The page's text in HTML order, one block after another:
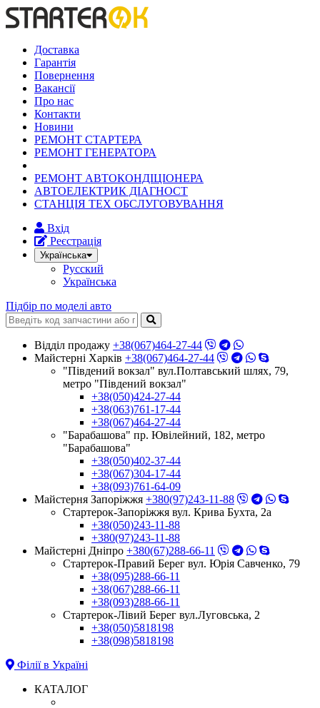
Доставка
Гарантія
Повернення
Вакансії
Про нас
Контакти
Новини
РЕМОНТ СТАРТЕРА
РЕМОНТ ГЕНЕРАТОРА
РЕМОНТ АВТОКОНДІЦІОНЕРА
АВТОЕЛЕКТРИК ДІАГНОСТ
СТАНЦІЯ ТЕХ ОБСЛУГОВУВАННЯ
Вхід
Реєстрація
Українська
Русский
Українська
Підбір по моделі авто
Відділ продажу +38(067)464-27-44
Майстерні Харків +38(067)464-27-44
"Південий вокзал" вул.Полтавський шлях, 79,
метро "Південий вокзал"
+38(050)424-27-44
+38(063)761-17-44
+38(067)464-27-44
"Барабашова" пр. Ювілейний, 182, метро
"Барабашова"
+38(050)402-37-44
+38(067)304-17-44
+38(093)761-64-09
Майстерня Запоріжжя +380(97)243-11-88
Стартерок-Запоріжжя вул. Крива Бухта, 2а
+38(050)243-11-88
+380(97)243-11-88
Майстерні Днiпро +380(67)288-66-11
Стартерок-Правий Берег вул. Юрія Савченко, 79
+38(095)288-66-11
+38(067)288-66-11
+38(093)288-66-11
Стартерок-Лівий Берег вул.Луговська, 2
+38(050)5818198
+38(098)5818198
Філії в Україні
КАТАЛОГ